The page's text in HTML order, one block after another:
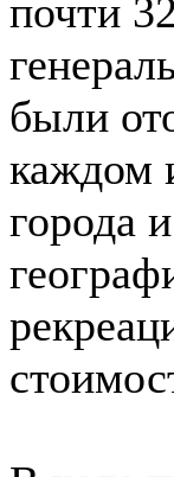
почти
были
каждом
города